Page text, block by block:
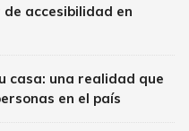
accesibilidad en
casa: una realidad que
en el país